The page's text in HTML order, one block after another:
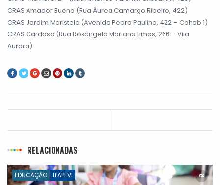
CRAS Amador Bueno (Rua Áurea Camargo Ribeiro, 422)
CRAS Jardim Maristela (Avenida Pedro Paulino, 422 – Cohab 1)
CRAS Cardoso (Rua Rosângela Mariana Limas, 266 – Vila
Aurora)
RELACIONADAS
EDUCAÇÃO ITAPEVI